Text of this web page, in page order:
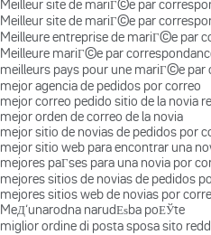
Meilleur site de mariГ©e par
Meilleur site de mariГ©e par
Meilleure entreprise de mariГ©e par
Meilleure mariГ©e par
meilleurs pays pour une mariГ©e par
mejor agencia de pedidos por correo
mejor correo pedido sitio de la novia
mejor orden de correo de la novia
mejor sitio de novias de pedidos por
mejor sitio web para encontrar una
mejores paГ­ses para una novia por
mejores sitios de novias de pedidos
mejores sitios web de novias por
MeД‘unarodna narudЕѕba poЕЎte
miglior ordine di posta sposa sito